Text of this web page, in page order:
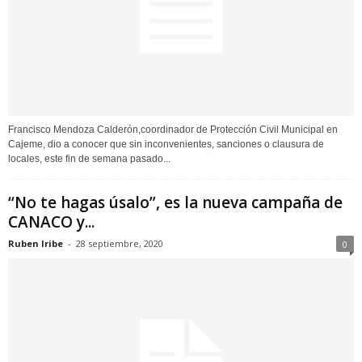
Francisco Mendoza Calderón,coordinador de Protección Civil Municipal en
Cajeme, dio a conocer que sin inconvenientes, sanciones o clausura de
locales, este fin de semana pasado...
“No te hagas úsalo”, es la nueva campaña de
CANACO y...
Ruben Iribe - 28 septiembre, 2020 0